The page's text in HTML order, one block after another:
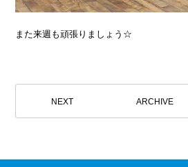
また来週も頑張りましょう☆
NEXT ARCHIVE